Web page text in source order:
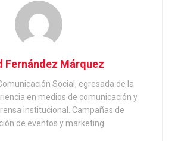
Fernández Márquez
Social, egresada de la
en medios de comunicación y
institucional. Campañas de
de eventos y marketing